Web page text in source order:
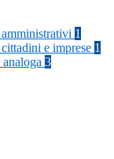
1
e imprese 1
3